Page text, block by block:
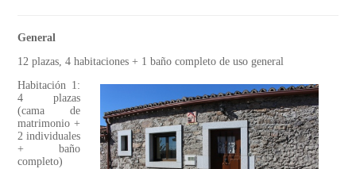
General
12 plazas, 4 habitaciones + 1 baño completo de uso general
Habitación 1:
4 plazas
(cama de
matrimonio +
2 individuales
+ baño
completo)